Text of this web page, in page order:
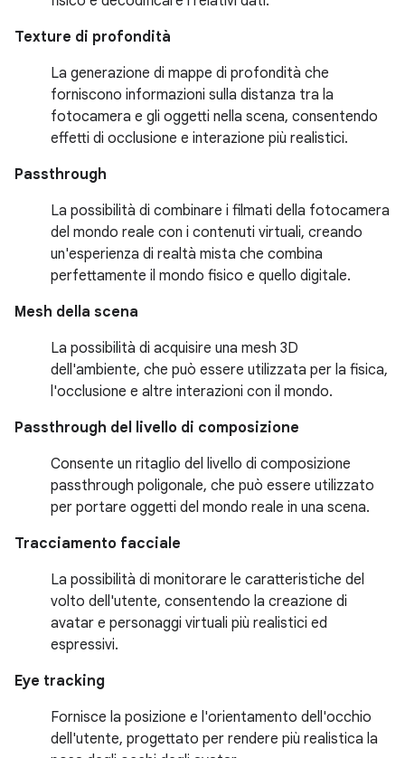
Texture di profondità
La generazione di mappe di profondità che
forniscono informazioni sulla distanza tra la
fotocamera e gli oggetti nella scena, consentendo
effetti di occlusione e interazione più realistici.
Passthrough
La possibilità di combinare i filmati della fotocamera
del mondo reale con i contenuti virtuali, creando
un'esperienza di realtà mista che combina
perfettamente il mondo fisico e quello digitale.
Mesh della scena
La possibilità di acquisire una mesh 3D
dell'ambiente, che può essere utilizzata per la fisica,
l'occlusione e altre interazioni con il mondo.
Passthrough del livello di composizione
Consente un ritaglio del livello di composizione
passthrough poligonale, che può essere utilizzato
per portare oggetti del mondo reale in una scena.
Tracciamento facciale
La possibilità di monitorare le caratteristiche del
volto dell'utente, consentendo la creazione di
avatar e personaggi virtuali più realistici ed
espressivi.
Eye tracking
Fornisce la posizione e l'orientamento dell'occhio
dell'utente, progettato per rendere più realistica la